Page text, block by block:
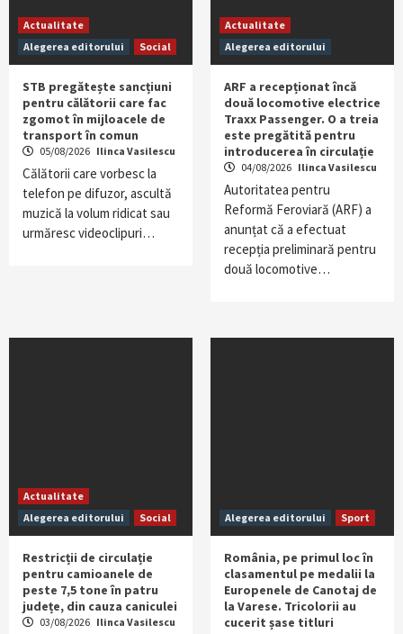
Actualitate
Alegerea editorului
Social
STB pregătește sancțiuni
pentru călătorii care fac
zgomot în mijloacele de
transport în comun
05/08/2026 Ilinca Vasilescu
Călătorii care vorbesc la
telefon pe difuzor, ascultă
muzică la volum ridicat sau
urmăresc videoclipuri…
Actualitate
Alegerea editorului
ARF a recepționat încă
două locomotive electrice
Traxx Passenger. O a treia
este pregătită pentru
introducerea în circulație
04/08/2026 Ilinca Vasilescu
Autoritatea pentru
Reformă Feroviară (ARF) a
anunțat că a efectuat
recepția preliminară pentru
două locomotive…
Actualitate
Alegerea editorului
Social
Restricții de circulație
pentru camioanele de
peste 7,5 tone în patru
județe, din cauza caniculei
03/08/2026 Ilinca Vasilescu
Alegerea editorului Sport
România, pe primul loc în
clasamentul pe medalii la
Europenele de Canotaj de
la Varese. Tricolorii au
cucerit șase titluri